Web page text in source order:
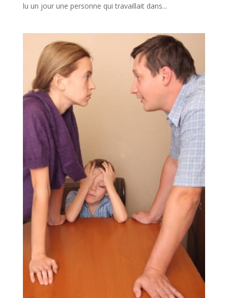
lu un jour une personne qui travaillait dans...